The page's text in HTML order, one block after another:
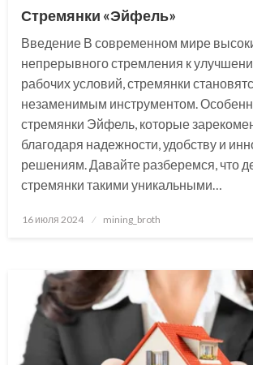
Стремянки «Эйфель»
Введение В современном мире
непрерывного стремления к
рабочих условий, стремянки
незаменимым инструментом.
стремянки Эйфель, которые
благодаря надежности, удобству и
решениям. Давайте разберемся, что
стремянки такими уникальными…
Posted
16 июля 2024 mining_broth